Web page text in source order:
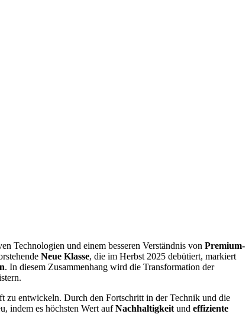
Technologien und einem besseren Verständnis von Premium-
Neue Klasse, die im Herbst 2025 debütiert, markiert
. In diesem Zusammenhang wird die Transformation der
zu entwickeln. Durch den Fortschritt in der Technik und die
indem es höchsten Wert aufNachhaltigkeit und effiziente